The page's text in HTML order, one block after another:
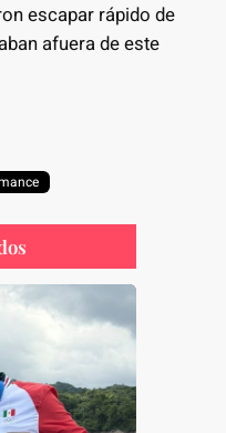
escapar rápido de
afuera de este